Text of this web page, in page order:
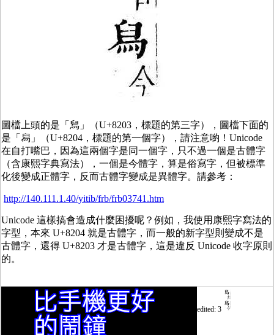
圖檔上頭的是「舃」（U+8203，標題的第三字），圖檔下面的
是「舄」（U+8204，標題的第一個字），請注意喲！Unicode
在自打嘴巴，因為這兩個字是同一個字，只不過一個是古體字
（含康熙字典寫法），一個是今體字，算是俗寫字，但被標準
化後變成正體字，反而古體字變成是異體字。請參考：
http://140.111.1.40/yitib/frb/frb03741.htm
Unicode 這樣搞會造成什麼困擾呢？例如，我使用康熙字寫法的
字型，本來 U+8204 就是古體字，而一般的新字型則變成不是
古體字，還得 U+8203 才是古體字，這是違反 Unicode 收字原則
的。
edited: 3